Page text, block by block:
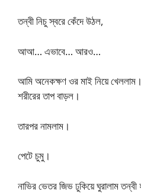
তন্বী নিচু স্বরে কেঁদে উঠল,
আআ… এভাবে… আরও…
আমি অনেকক্ষণ ওর মাই নিয়ে
শরীরের তাপ বাড়ল।
তারপর নামলাম।
পেটে চুমু।
নাভির ভেতর জিভ ঢুকিয়ে ঘুরালাম